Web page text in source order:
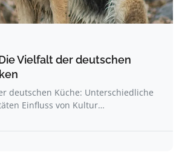
Vielfalt der deutschen
deutschen Küche: Unterschiedliche
Einfluss von Kultur…